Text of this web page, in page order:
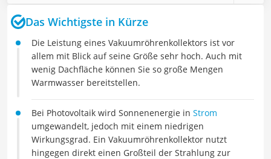
Das Wichtigste in Kürze
Die Leistung eines Vakuumröhrenkollektors ist vor
allem mit Blick auf seine Größe sehr hoch. Auch mit
wenig Dachfläche können Sie so große Mengen
Warmwasser bereitstellen.
Bei Photovoltaik wird Sonnenenergie in Strom
umgewandelt, jedoch mit einem niedrigen
Wirkungsgrad. Ein Vakuumröhrenkollektor nutzt
hingegen direkt einen Großteil der Strahlung zur